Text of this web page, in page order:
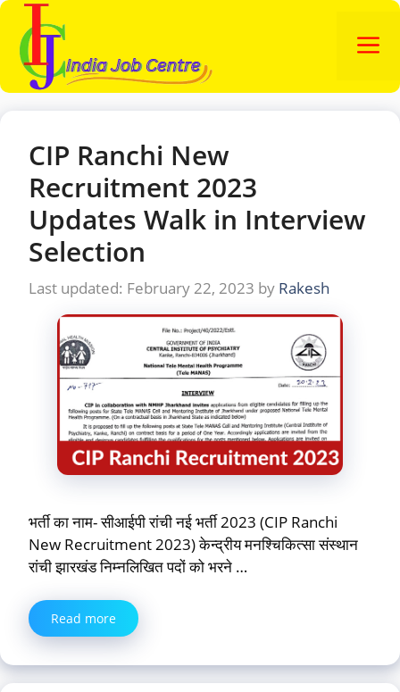
Skip
content
CIP Ranchi New
Recruitment 2023
Updates Walk in Interview
Selection
February 22, 2023 by Rakesh
भर्ती का नाम- सीआईपी रांची नई भर्ती 2023 (CIP Ranchi
New Recruitment 2023) केन्द्रीय मनश्चिकित्सा संस्थान
रांची झारखंड निम्नलिखित पदों को भरने …
Read more